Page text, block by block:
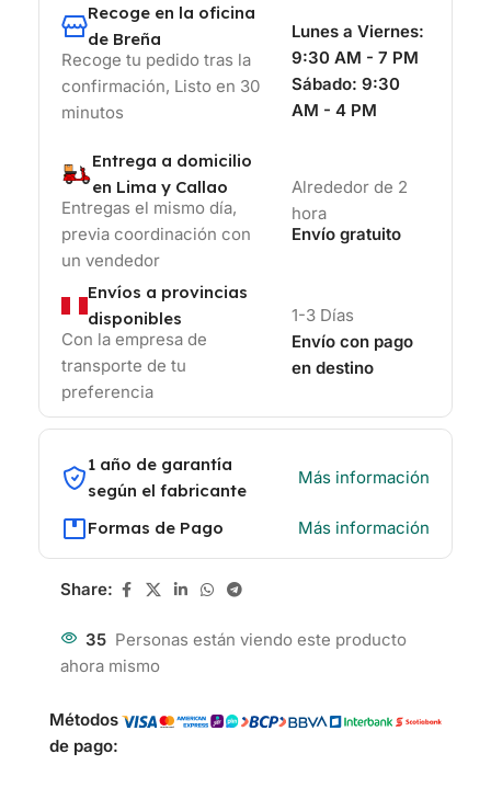
Recoge en la oficina
de Breña
Recoge tu pedido tras la
confirmación, Listo en 30
minutos
Lunes a Viernes:
9:30 AM - 7 PM
Sábado: 9:30
AM - 4 PM
Entrega a domicilio
en Lima y Callao
Entregas el mismo día,
previa coordinación con
un vendedor
Alrededor de 2
hora
Envío gratuito
Envíos a provincias
disponibles
Con la empresa de
transporte de tu
preferencia
1-3 Días
Envío con pago
en destino
1 año de garantía
según el fabricante
Más información
Formas de Pago Más información
Share:
35 Personas están viendo este producto
ahora mismo
Métodos
de pago: